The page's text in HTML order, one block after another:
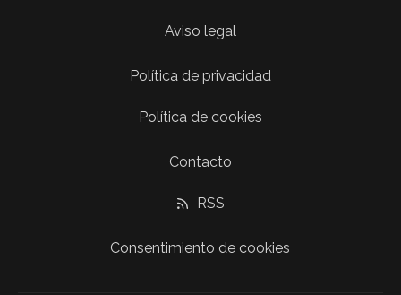
Aviso legal
Política de privacidad
Política de cookies
Contacto
RSS
Consentimiento de cookies